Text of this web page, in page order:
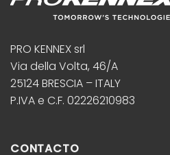
PRO KENNEX srl
Via della Volta, 46/A
25124 BRESCIA – ITALY
P.IVA e C.F. 02226210983
CONTACTO